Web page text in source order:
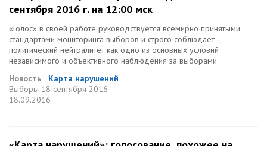
сентября 2016 г. на 12:00 мск
«Голос» в своей работе руководствуется всемирно принятыми
стандартами мониторинга выборов и строго соблюдает
политический нейтралитет как одно из основных условий
независимого и объективного наблюдения за выборами.
Новость
Карта нарушений
Выборы 18 сентября 2016
18.09.2016